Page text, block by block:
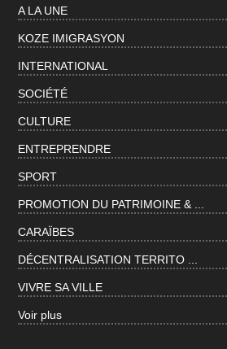
A LA UNE
KOZE IMIGRASYON
INTERNATIONAL
SOCIÉTÉ
CULTURE
ENTREPRENDRE
SPORT
PROMOTION DU PATRIMOINE & ...
CARAÏBES
DÉCENTRALISATION TERRITO ...
VIVRE SA VILLE
Voir plus